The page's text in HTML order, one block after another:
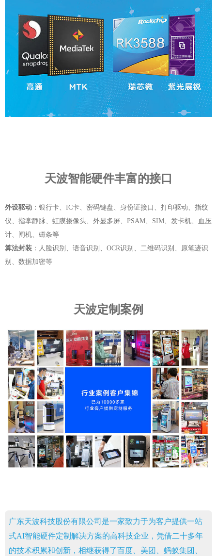
天波智能硬件丰富的接口
外设驱动 ：银行卡、IC卡、密码键盘、身份证接口、打印驱动、指纹
仪、指掌静脉、虹膜摄像头、外显多屏、PSAM、SIM、发卡机、血压
计、闸机、磁条等
算法封装 ：人脸识别、语音识别、OCR识别、二维码识别、原笔迹识
别、数据加密等
天波定制案例
广东天波科技股份有限公司是一家致力于为客户提供一站
式AI智能硬件定制解决方案的高科技企业，凭借二十多年
的技术积累和创新，相继获得了百度、美团、蚂蚁集团、